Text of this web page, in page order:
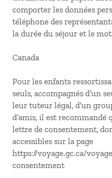
comporter les données
téléphone des
la durée du séjour et le
Canada
Pour les enfants
seuls, accompagnés d’un
leur tuteur légal, d’un
d’amis, il est recommandé
lettre de consentement,
accessibles sur la page
https://voyage.gc.ca/
consentement